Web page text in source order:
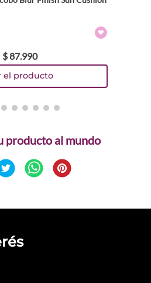
$87.990